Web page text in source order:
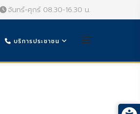
จันทร์-ศุกร์ 08.30-16.30 น.
บริการประชาชน